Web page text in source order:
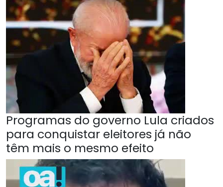
Programas do governo Lula criados
para conquistar eleitores já não
têm mais o mesmo efeito